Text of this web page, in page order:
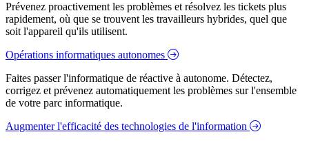
Prévenez proactivement les problèmes et résolvez les tickets plus
rapidement, où que se trouvent les travailleurs hybrides, quel que
soit l'appareil qu'ils utilisent.
Opérations informatiques autonomes
Faites passer l'informatique de réactive à autonome. Détectez,
corrigez et prévenez automatiquement les problèmes sur l'ensemble
de votre parc informatique.
Augmenter l'efficacité des technologies de l'information